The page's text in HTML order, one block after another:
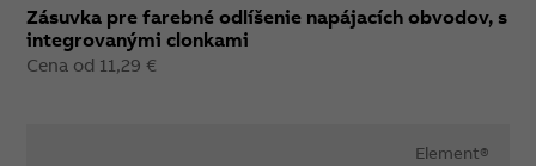
Zásuvka pre farebné odlíšenie napájacích obvodov, s
integrovanými clonkami
Cena od 11,29 €
Element®